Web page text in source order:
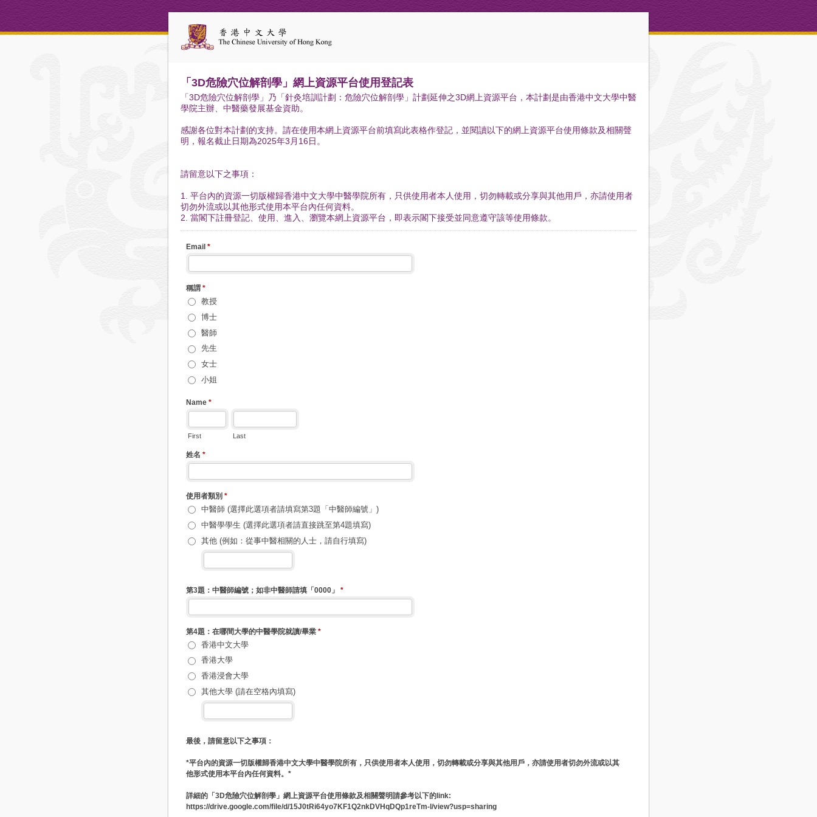
「3D危險穴位解剖學」網上資源平台使用登記表
「3D危險穴位解剖學」乃「針灸培訓計劃：危險穴位解剖學」計劃延伸之3D網上資源平台，本計劃是由香港中文大學中醫
學院主辦、中醫藥發展基金資助。
感謝各位對本計劃的支持。請在使用本網上資源平台前填寫此表格作登記，並閱讀以下的網上資源平台使用條款及相關聲
明，報名截止日期為2025年3月16日。
請留意以下之事項：
1. 平台內的資源一切版權歸香港中文大學中醫學院所有，只供使用者本人使用，切勿轉載或分享與其他用戶，亦請使用者
切勿外流或以其他形式使用本平台內任何資料。
2. 當閣下註冊登記、使用、進入、瀏覽本網上資源平台，即表示閣下接受並同意遵守該等使用條款。
Email *
稱謂 *
教授
博士
醫師
先生
女士
小姐
Name *
First Last
姓名 *
使用者類別 *
中醫師 (選擇此選項者請填寫第3題「中醫師編號」)
中醫學學生 (選擇此選項者請直接跳至第4題填寫)
其他 (例如：從事中醫相關的人士，請自行填寫)
第3題：中醫師編號；如非中醫師請填「0000」 *
第4題：在哪間大學的中醫學院就讀/畢業 *
香港中文大學
香港大學
香港浸會大學
其他大學 (請在空格內填寫)
最後，請留意以下之事項：
*平台內的資源一切版權歸香港中文大學中醫學院所有，只供使用者本人使用，切勿轉載或分享與其他用戶，亦請使用者切勿外流或以其
他形式使用本平台內任何資料。*
詳細的「3D危險穴位解剖學」網上資源平台使用條款及相關聲明請參考以下的link:
https://drive.google.com/file/d/15J0tRi64yo7KF1Q2nkDVHqDQp1reTm-l/view?usp=sharing